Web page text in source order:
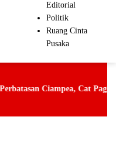
Editorial
Politik
Ruang Cinta
Pusaka
Cat Pagar Merah